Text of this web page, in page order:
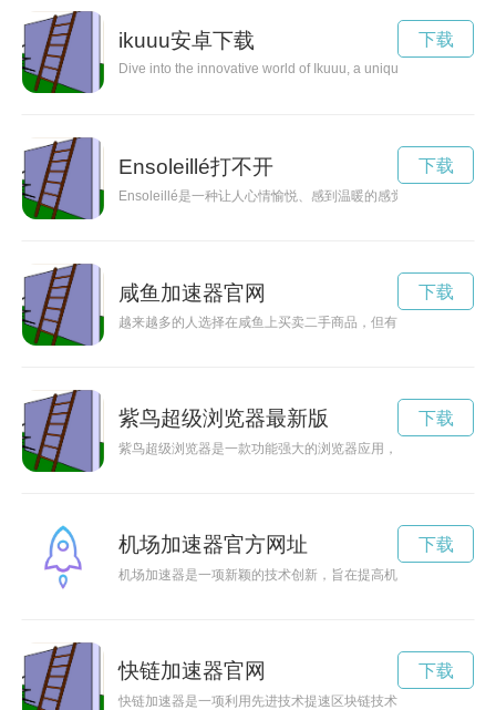
ikuuu安卓下载
Dive into the innovative world of Ikuuu, a unique social
下载
Ensoleillé打不开
Ensoleillé是一种让人心情愉悦、感到温暖的感觉，仿佛拥有一
下载
咸鱼加速器官网
越来越多的人选择在咸鱼上买卖二手商品，但有时候找到心仪
下载
紫鸟超级浏览器最新版
紫鸟超级浏览器是一款功能强大的浏览器应用，让用户可以轻
下载
机场加速器官方网址
机场加速器是一项新颖的技术创新，旨在提高机场运营效率。
下载
快链加速器官网
快链加速器是一项利用先进技术提速区块链技术的工具，有助
下载